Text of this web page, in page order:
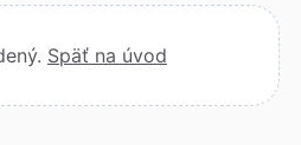
Späť na úvod